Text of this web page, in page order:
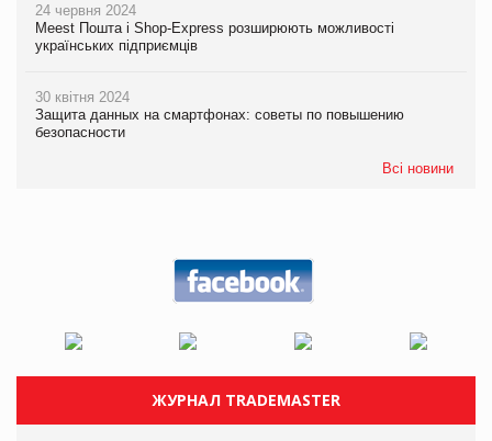
24 червня 2024
Meest Пошта і Shop-Express розширюють можливості
українських підприємців
30 квітня 2024
Защита данных на смартфонах: советы по повышению
безопасности
Всі новини
ЖУРНАЛ TRADEMASTER